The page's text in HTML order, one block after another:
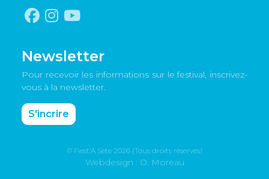
Newsletter
Pour recevoir les informations sur le festival, inscrivez-
vous à la newsletter.
S'incrire
© Fiest'A Sète 2026 (Tous droits réservés)
Webdesign : O. Moreau